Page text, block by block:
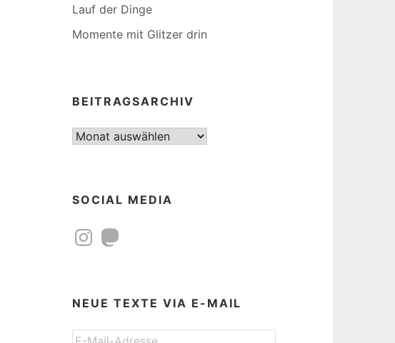
Lauf der Dinge
Momente mit Glitzer drin
BEITRAGSARCHIV
Beitragsarchiv
SOCIAL MEDIA
InstagramMastodon
NEUE TEXTE VIA E-MAIL
E-